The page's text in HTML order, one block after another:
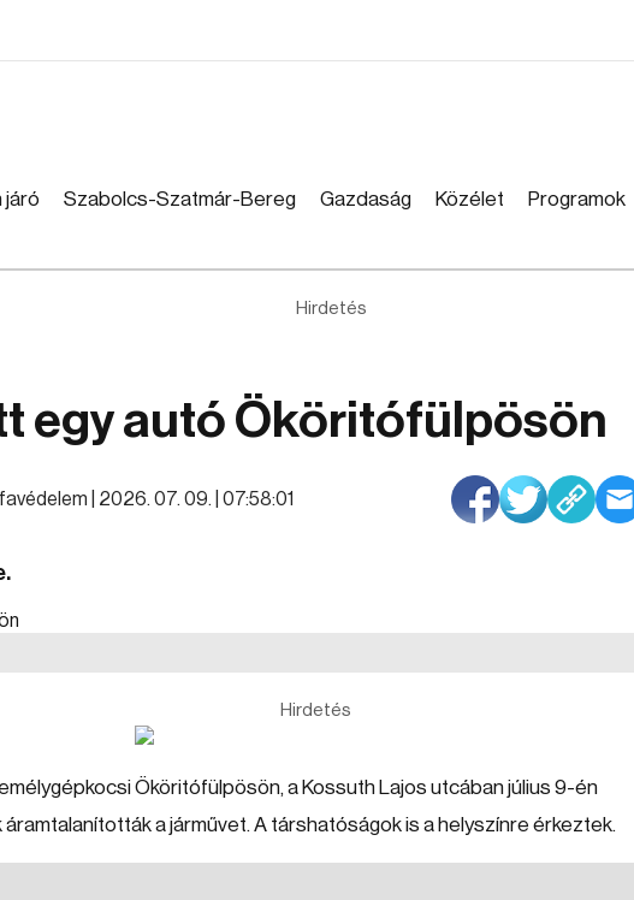
járó Szabolcs-Szatmár-Bereg Gazdaság Közélet Programok
Hirdetés
egy autó Ököritófülpösön
| 2026. 07. 09. | 07:58:01
Hirdetés
Ököritófülpösön, a Kossuth Lajos utcában július 9-én
a járművet. A társhatóságok is a helyszínre érkeztek.